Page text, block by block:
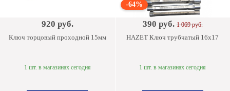
920 руб.
Ключ торцовый проходной 15мм
1 шт. в магазинах сегодня
-64%
390 руб.1 069 руб.
HAZET Ключ трубчатый 16х17
1 шт. в магазинах сегодня